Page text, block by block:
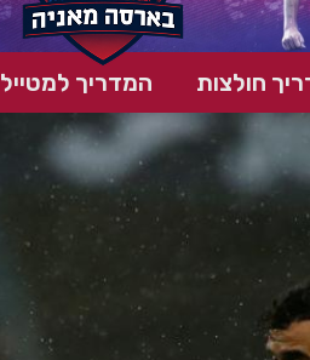
חולצות המדריך למטייל